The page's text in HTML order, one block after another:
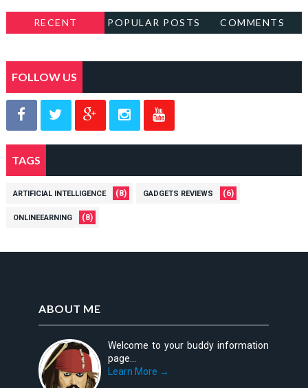
RECENT POPULAR POSTS COMMENTS
FOLLOW US
TAGS
ARTIFICIAL INTELLIGENCE (8) GADGETS REVIEWS (6)
ONLINEEARNING (8)
ABOUT ME
Welcome to your buddy information
page...
Learn More →